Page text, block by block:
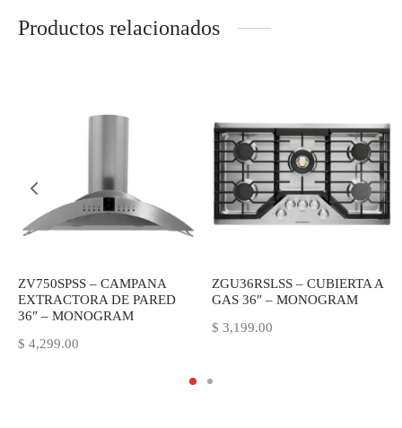
Productos relacionados
ZV750SPSS – CAMPANA
EXTRACTORA DE PARED
36″ – MONOGRAM
$ 4,299.00
ZGU36RSLSS – CUBIERTA A
GAS 36″ – MONOGRAM
$ 3,199.00